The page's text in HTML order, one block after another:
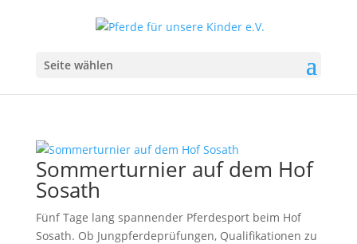
Seite wählen
Sommerturnier auf dem Hof
Sosath
Fünf Tage lang spannender Pferdesport beim Hof
Sosath. Ob Jungpferdeprüfungen, Qualifikationen zu